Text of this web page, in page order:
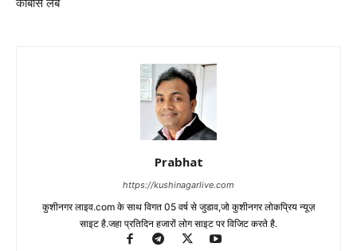
कोबास लैब
Prabhat
https://kushinagarlive.com
कुशीनगर लाइव.com के साथ विगत 05 वर्ष से जुडाव,जो कुशीनगर लोकप्रिय न्यूज़
साइट है.जहा प्रतिदिन हजारों लोग साइट पर विजिट करते है.